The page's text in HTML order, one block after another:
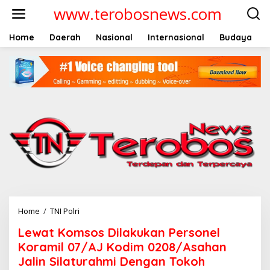
t
www.terobosnews.com
Home Daerah Nasional Internasional Budaya
Home / TNI Polri
w
a
t
K
Lewat Komsos Dilakukan Personel
Koramil 07/AJ Kodim 0208/Asahan
Jalin Silaturahmi Dengan Tokoh